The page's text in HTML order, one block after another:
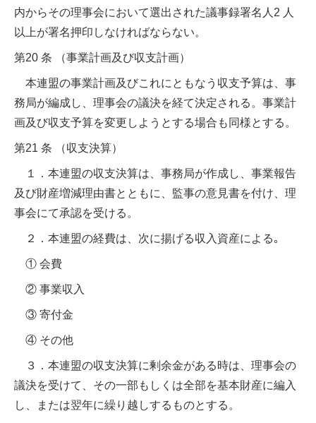
内からその理事会において選出された議事録署名人2 人
以上が署名押印しなければならない。
第20 条 （事業計画及び収支計画）
本連盟の事業計画及びこれにともなう収支予算は、事
務局が編成し、理事会の議決を経て決定される。事業計
画及び収支予算を変更しようとする場合も同様とする。
第21 条 （収支決算）
１．本連盟の収支決算は、事務局が作成し、事業報告
及び財産増減理由書とともに、監事の意見書を付け、理
事会にて承認を受ける。
２．本連盟の経費は、次に揚げる収入資産による｡
① 会費
② 事業収入
③ 寄付金
④ その他
３．本連盟の収支決算に剰余金がある時は、理事会の
議決を受けて、その一部もしくは全部を基本財産に編入
し、または翌年に繰り越しするものとする。